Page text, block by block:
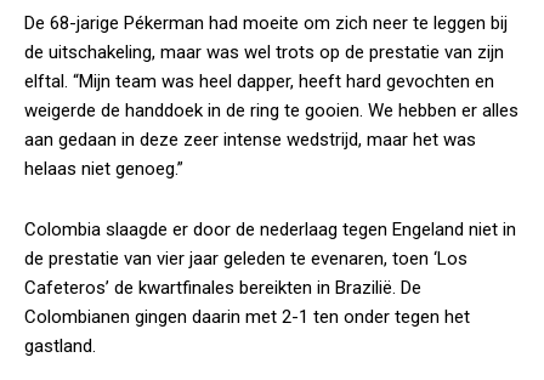
De 68-jarige Pékerman had moeite om zich neer te leggen bij
de uitschakeling, maar was wel trots op de prestatie van zijn
elftal. “Mijn team was heel dapper, heeft hard gevochten en
weigerde de handdoek in de ring te gooien. We hebben er alles
aan gedaan in deze zeer intense wedstrijd, maar het was
helaas niet genoeg.”
Colombia slaagde er door de nederlaag tegen Engeland niet in
de prestatie van vier jaar geleden te evenaren, toen ‘Los
Cafeteros’ de kwartfinales bereikten in Brazilië. De
Colombianen gingen daarin met 2-1 ten onder tegen het
gastland.